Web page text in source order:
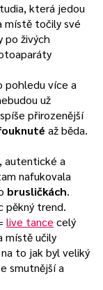
která jedou
místě točily své
po živých
pohledu více a
už
přirozenější
až běda.
autentické a
nafukovala
brusličkách.
pěkný trend.
live tance celý
místě učily
to jak byl veliký
smutnější a